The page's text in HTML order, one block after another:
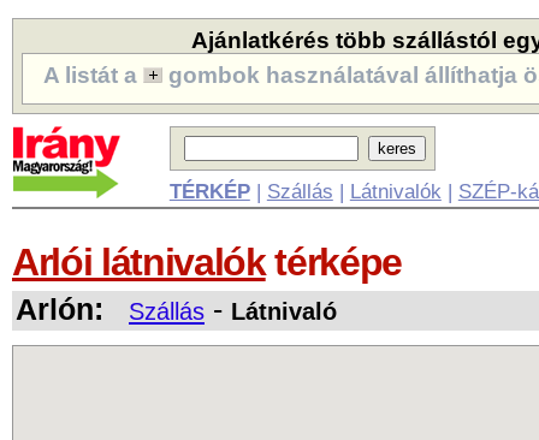
Ajánlatkérés több szállástól
A listát a
gombok használatával állíthatja
TÉRKÉP| Szállás | Látnivalók | SZÉP-
Arlói látnivalóktérképe
Arlón: Szállás - Látnivaló